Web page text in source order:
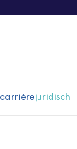
carrièrejuridisch